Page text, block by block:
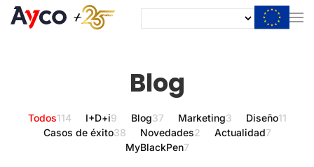
Blog
Todos114 I+D+i9 Blog37 Marketing3 Diseño11
Casos de éxito38 Novedades2 Actualidad7
MyBlackPen7